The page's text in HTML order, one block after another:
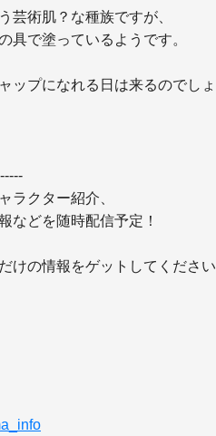
芸術肌？な種族ですが、
具で塗っているようです。
ップになれる日は来るのでしょ
ラクター紹介、
などを随時配信予定！
けの情報をゲットしてください